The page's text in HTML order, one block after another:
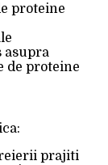
proteine
asupra
de proteine
prajiti